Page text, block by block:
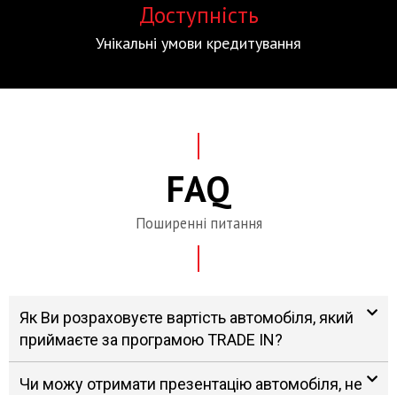
Доступність
Унікальні умови кредитування
FAQ
Поширенні питання
Як Ви розраховуєте вартість автомобіля, який
приймаєте за програмою TRADE IN?
Чи можу отримати презентацію автомобіля, не